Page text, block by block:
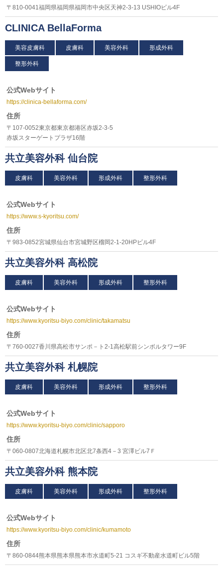
〒810-0041福岡県福岡県福岡市中央区天神2-3-13 USHIOビル4F
CLINICA BellaForma
美容皮膚科 皮膚科 美容外科 形成外科
整形外科
公式Webサイト
https://clinica-bellaforma.com/
住所
〒107-0052東京都東京都港区赤坂2-3-5
赤坂スターゲートプラザ16階
共立美容外科 仙台院
皮膚科 美容外科 形成外科 整形外科
公式Webサイト
https://www.s-kyoritsu.com/
住所
〒983-0852宮城県仙台市宮城野区榴岡2-1-20HPビル4F
共立美容外科 高松院
皮膚科 美容外科 形成外科 整形外科
公式Webサイト
https://www.kyoritsu-biyo.com/clinic/takamatsu
住所
〒760-0027香川県高松市サンポ－ト2-1高松駅前シンボルタワー9F
共立美容外科 札幌院
皮膚科 美容外科 形成外科 整形外科
公式Webサイト
https://www.kyoritsu-biyo.com/clinic/sapporo
住所
〒060-0807北海道札幌市北区北7条西4－3 宮澤ビル7Ｆ
共立美容外科 熊本院
皮膚科 美容外科 形成外科 整形外科
公式Webサイト
https://www.kyoritsu-biyo.com/clinic/kumamoto
住所
〒860-0844熊本県熊本県熊本市水道町5-21 コスギ不動産水道町ビル5階